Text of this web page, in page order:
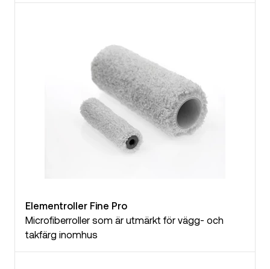
Elementroller Fine Pro
Microfiberroller som är utmärkt för vägg- och
takfärg inomhus